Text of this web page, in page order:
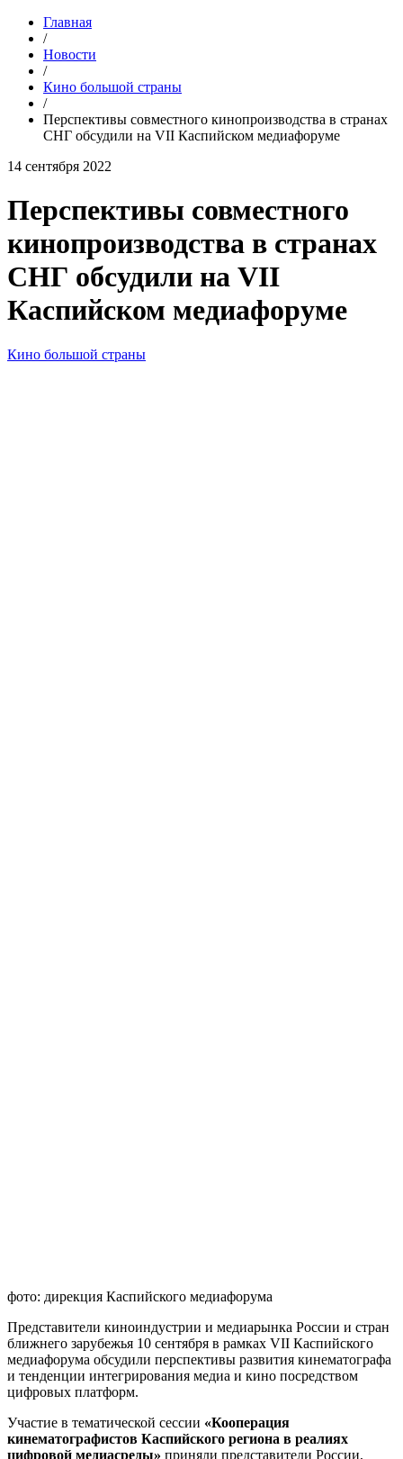
Главная
/
Новости
/
Кино большой страны
/
Перспективы совместного кинопроизводства в странах
СНГ обсудили на VII Каспийском медиафоруме
14 сентября 2022
Перспективы совместного
кинопроизводства в странах
СНГ обсудили на VII
Каспийском медиафоруме
Кино большой страны
фото: дирекция Каспийского медиафорума
Представители киноиндустрии и медиарынка России и стран
ближнего зарубежья 10 сентября в рамках VII Каспийского
медиафорума обсудили перспективы развития кинематографа
и тенденции интегрирования медиа и кино посредством
цифровых платформ.
Участие в тематической сессии «Кооперация
кинематографистов Каспийского региона в реалиях
цифровой медиасреды» приняли представители России,